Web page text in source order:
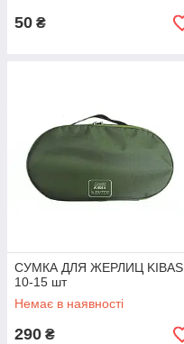
50 ₴
СУМКА ДЛЯ ЖЕРЛИЦ KIBAS
10-15 шт
Немає в наявності
290 ₴